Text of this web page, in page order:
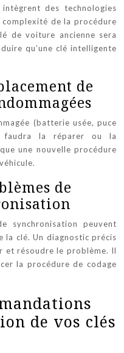
des technologies
de la procédure
de voiture ancienne sera
qu’une clé intelligente
de
(batterie usée, puce
faudra la réparer ou la
une nouvelle procédure
de
synchronisation peuvent
la clé. Un diagnostic précis
et résoudre le problème. Il
la procédure de codage
de vos clés